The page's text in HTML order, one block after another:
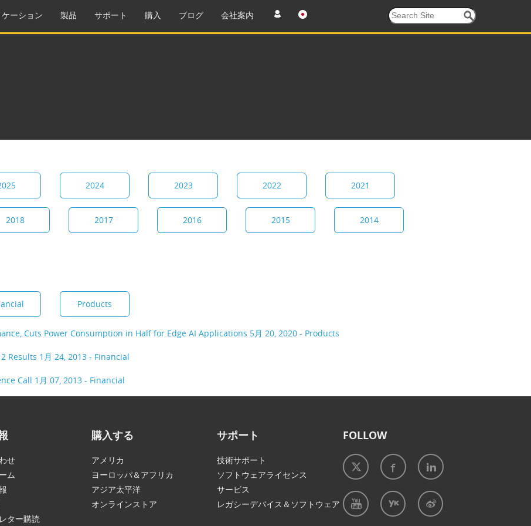
ーション 製品 サポート 購入 ブログ 会社案内
2024 2023 2022 2021
2018 2017 2016 2015 2014
Products
Cuts Power Consumption in Half for Edge AI Applications 5月 20, 2020 - Products
Results 1月 24, 2013 - Financial
Call 1月 07, 2013 - Financial
せ
ム
ター購読
購入する
アメリカ
ヨーロッパ＆アフリカ
アジア太平洋
オンラインストア
サポート
技術サポート
ソフトウェアライセンス
サービス
レガシーデバイス＆ソフトウェア
FOLLOW